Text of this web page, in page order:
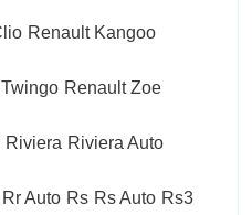
Renault Kangoo
Renault Zoe
Riviera Riviera Auto
Rr Auto Rs Rs Auto Rs3